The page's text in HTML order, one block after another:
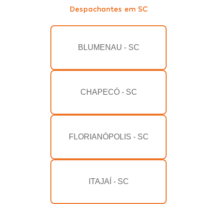
Despachantes em SC
BLUMENAU - SC
CHAPECÓ - SC
FLORIANÓPOLIS - SC
ITAJAÍ - SC